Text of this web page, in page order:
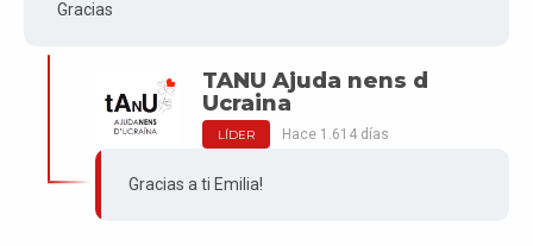
Gracias
TANU Ajuda nens d
Ucraina
LÍDER Hace 1.614 días
Gracias a ti Emilia!